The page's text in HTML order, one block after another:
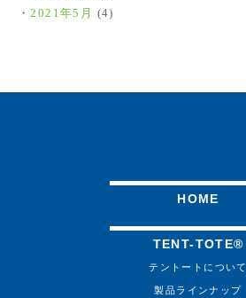
2021年5月
(4)
HOME
TENT-TOTE®
テントートについて
製品ラインナップ